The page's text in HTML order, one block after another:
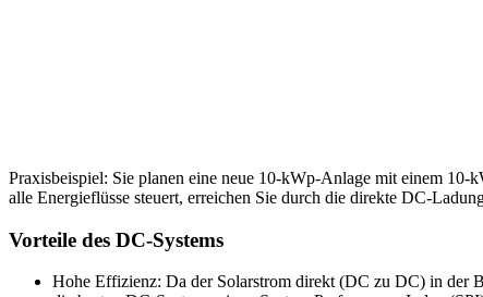
Praxisbeispiel: Sie planen eine neue 10-kWp-Anlage mit einem 10-
alle Energieflüsse steuert, erreichen Sie durch die direkte DC-
Vorteile des DC-Systems
Hohe Effizienz: Da der Solarstrom direkt (DC zu DC) in der